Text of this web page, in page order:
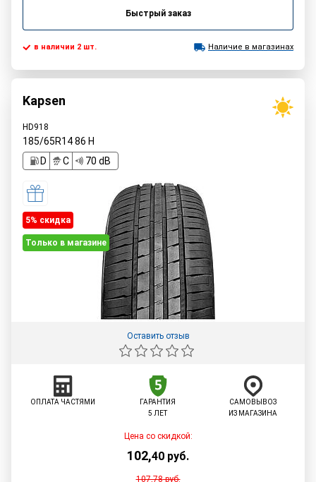
Быстрый заказ
в наличии 2 шт. Наличие в магазинах
Kapsen
HD918
185/65R1486 H
D
C 70 dB
5% cкидка
Только в магазине
Оставить отзыв
ОПЛАТА ЧАСТЯМИ
ГАРАНТИЯ
5 ЛЕТ
САМОВЫВОЗ
ИЗ МАГАЗИНА
Цена со скидкой:
102,40 руб.
107,78руб.